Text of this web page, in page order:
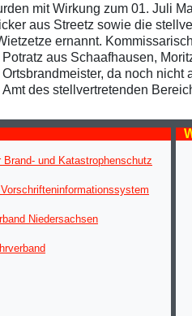
mit Wirkung zum 01. Juli
aus Streetz sowie die
ernannt.
aus Schaafhausen,
da noch
des stellvertretenden
und Katastrophenschutz
Niedersachsen